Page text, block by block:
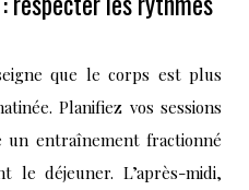
que le corps est plus
Planifiez vos sessions
un entraînement fractionné
le déjeuner. L’après-midi,